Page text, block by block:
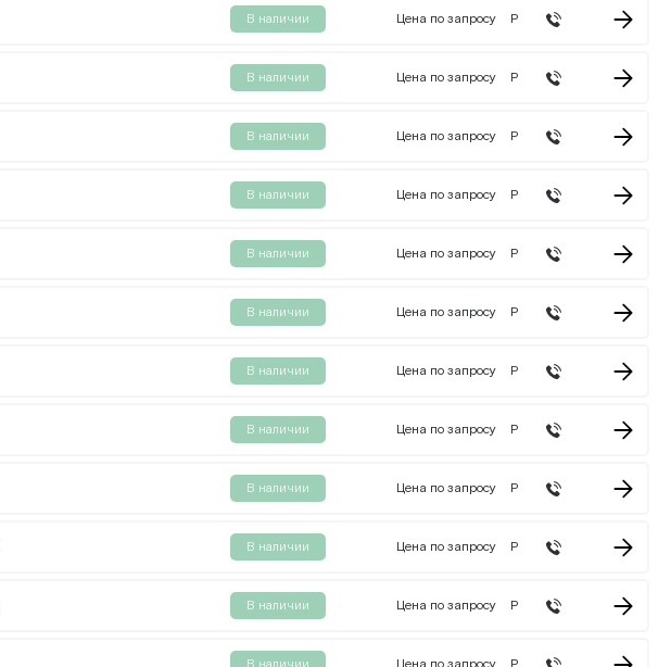
В наличии Цена по запросу Р
В наличии Цена по запросу Р
В наличии Цена по запросу Р
В наличии Цена по запросу Р
В наличии Цена по запросу Р
В наличии Цена по запросу Р
В наличии Цена по запросу Р
В наличии Цена по запросу Р
В наличии Цена по запросу Р
В наличии Цена по запросу Р
В наличии Цена по запросу Р